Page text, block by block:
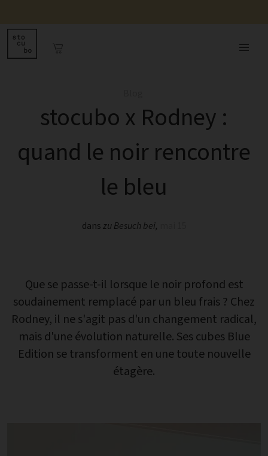
stocubo x Rodney :
quand le noir rencontre
le bleu
danszu Besuch bei,
Que se passe-t-il lorsque le noir profond est
soudainement remplacé par un bleu frais ? Chez
Rodney, il ne s'agit pas d'un changement radical,
mais d'une évolution naturelle. Ses cubes Blue
Edition se transforment en une toute nouvelle
étagère.